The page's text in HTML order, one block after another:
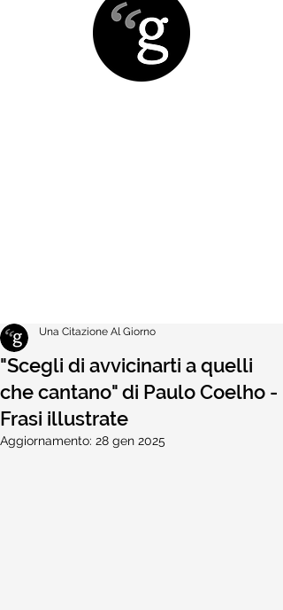
"Scegli di avvicinarti a quelli
che cantano" di Paulo Coelho -
Frasi illustrate
Una Citazione Al Giorno
Aggiornamento: 28 gen 2025